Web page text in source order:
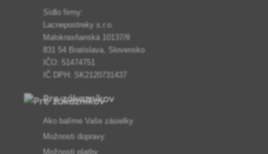
Sídlo firmy:
Lacnepostreky s.r.o.
Malokrasňanská 10137/8
831 54 Bratislava, Slovensko
IČO: 51474751
IČ DPH: SK2120731437
Pre zákazníkov
Ako balíme Vaše zásielky
Možnosti dopravy
Možnosti platby